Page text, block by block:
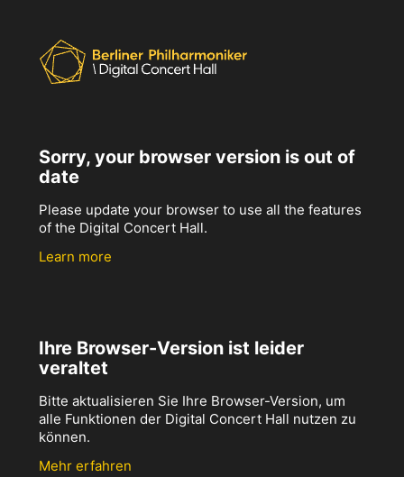
Sorry, your browser version is out of
date
Please update your browser to use all the features
of the Digital Concert Hall.
Learn more
Ihre Browser-Version ist leider
veraltet
Bitte aktualisieren Sie Ihre Browser-Version, um
alle Funktionen der Digital Concert Hall nutzen zu
können.
Mehr erfahren